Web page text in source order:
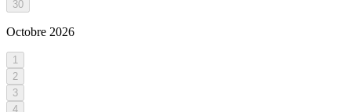
30
Octobre 2026
1
2
3
4